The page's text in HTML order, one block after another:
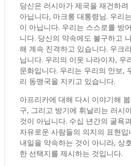
당신은 러시아가 제국을 재건하
아닙니다, 마크롱 대통령님. 우리
이 아닙니다. 우리는 스스로를 방
니다. 당신의 약속에도 불구하고
해 계속 진격하고 있습니다. 우크
닙니다. 우리의 이웃 나라이자, 우
문화입니다. 우리는 우리의 안보,
리 동맹국을 지키고 있습니다.
아프리카에 대해 다시 이야기해
구, 그리고 방기에 휘날리는 러시
것이 아닙니다. 수십 년간의 굴욕
자유로운 사람들의 의지의 표현입
내일을 약속하는 것이 아니라, 상
한 선택지를 제시하는 것입니다.